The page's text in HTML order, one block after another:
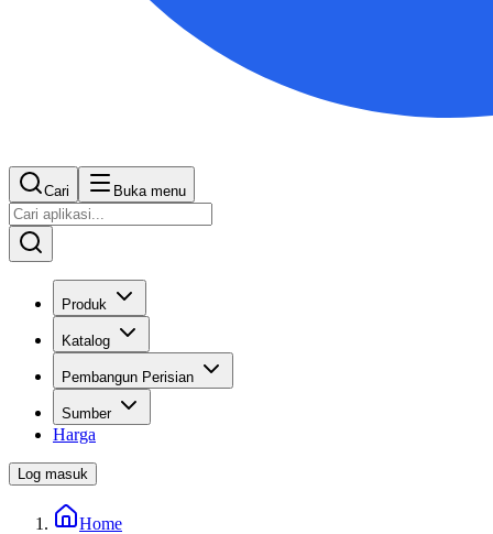
Cari Buka menu
Produk
Katalog
Pembangun Perisian
Sumber
Harga
Log masuk
Home